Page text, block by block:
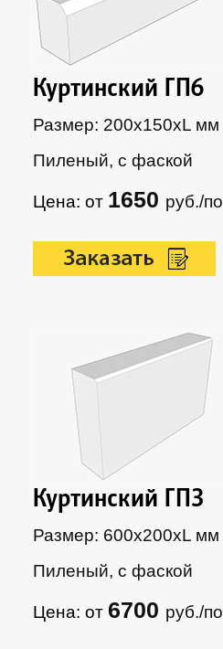
Куртинский ГП6
Размер: 200х150xL мм
Пиленый, с фаской
Цена: от 1650 руб./
Куртинский ГП3
Размер: 600х200xL мм
Пиленый, с фаской
Цена: от 6700 руб./